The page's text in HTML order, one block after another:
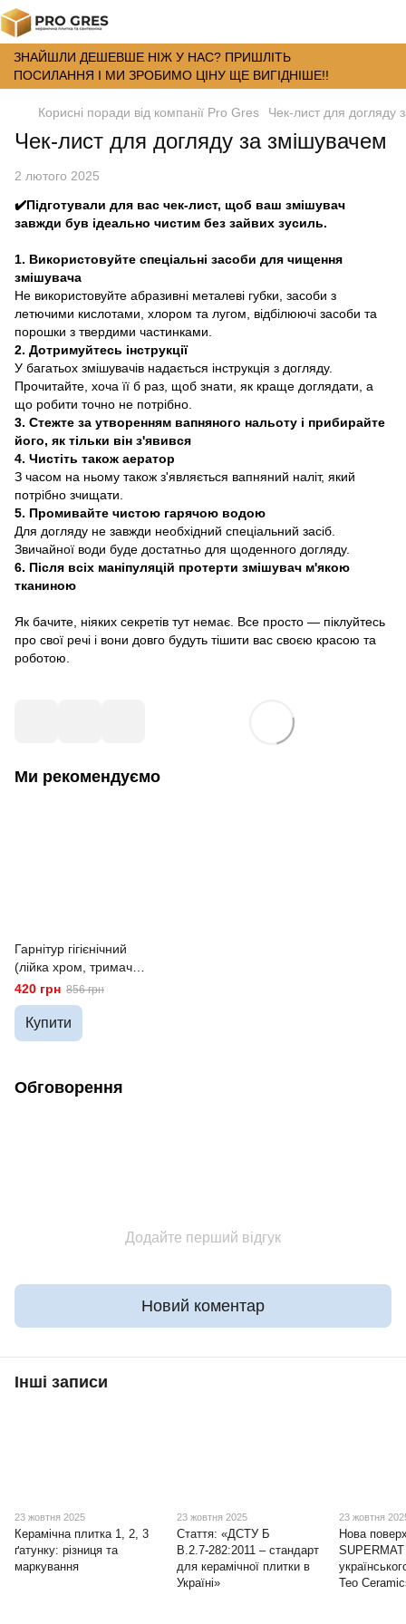
ЗНАЙШЛИ ДЕШЕВШЕ НІЖ У НАС? ПРИШЛІТЬ
ПОСИЛАННЯ І МИ ЗРОБИМО ЦІНУ ЩЕ ВИГІДНІШЕ!!
Корисні поради від компанії Pro Gres Чек-лист для догляду
Чек-лист для догляду за змішувачем
2 лютого 2025
✔️Підготували для вас чек-лист, щоб ваш змішувач
завжди був ідеально чистим без зайвих зусиль.
1. Використовуйте спеціальні засоби для чищення
змішувача
Не використовуйте абразивні металеві губки, засоби з
летючими кислотами, хлором та лугом, відбілюючі засоби та
порошки з твердими частинками.
2. Дотримуйтесь інструкції
У багатьох змішувачів надається інструкція з догляду.
Прочитайте, хоча її б раз, щоб знати, як краще доглядати, а
що робити точно не потрібно.
3. Стежте за утворенням вапняного нальоту і прибирайте
його, як тільки він з'явився
4. Чистіть також аератор
З часом на ньому також з'являється вапняний наліт, який
потрібно зчищати.
5. Промивайте чистою гарячою водою
Для догляду не завжди необхідний спеціальний засіб.
Звичайної води буде достатньо для щоденного догляду.
6. Після всіх маніпуляцій протерти змішувач м'якою
тканиною
Як бачите, ніяких секретів тут немає. Все просто — піклуйтесь
про свої речі і вони довго будуть тішити вас своєю красою та
роботою.
Ми рекомендуємо
Гарнітур гігієнічний
(лійка хром, тримач,
шланг у подвійному
обплетенні 1,2 м)
420 грн 856 грн
Купити
Обговорення
Додайте перший відгук
Новий коментар
Інші записи
23 жовтня 2025
Керамічна плитка 1, 2, 3
ґатунку: різниця та
маркування
23 жовтня 2025
Стаття: «ДСТУ Б
В.2.7‑282:2011 – стандарт
для керамічної плитки в
Україні»
23 жовтня
Нова
SUPERMAT
Teo